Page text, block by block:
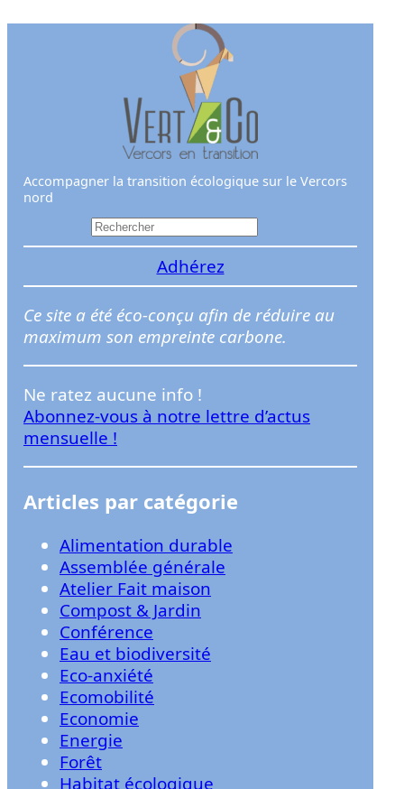
Accompagner la transition écologique sur le Vercors
nord
e
h
e
r
e
r
Adhérez
Ce site a été éco-conçu afin de réduire au
maximum son empreinte carbone.
Ne ratez aucune info !
Abonnez-vous à notre lettre d’actus
mensuelle !
Articles par catégorie
Alimentation durable
Assemblée générale
Atelier Fait maison
Compost & Jardin
Conférence
Eau et biodiversité
Eco-anxiété
Ecomobilité
Economie
Energie
Forêt
Habitat écologique